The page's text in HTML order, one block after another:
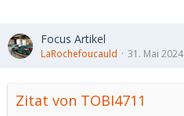
Focus Artikel
LaRochefoucauld 31. Mai 2024
Zitat von TOBI4711